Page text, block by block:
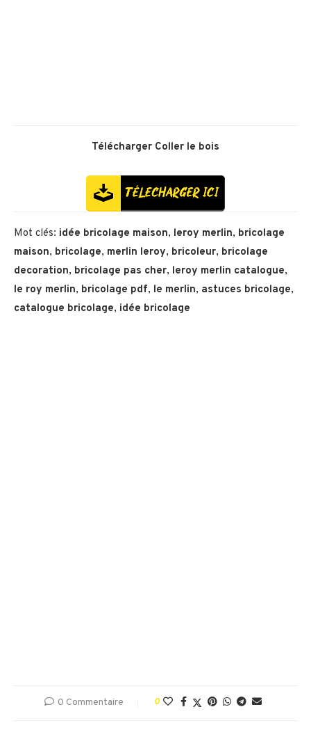
Télécharger Coller le bois
Mot clés: idée bricolage maison, leroy merlin, bricolage
maison, bricolage, merlin leroy, bricoleur, bricolage
decoration, bricolage pas cher, leroy merlin catalogue,
le roy merlin, bricolage pdf, le merlin, astuces bricolage,
catalogue bricolage, idée bricolage
0 Commentaire 0